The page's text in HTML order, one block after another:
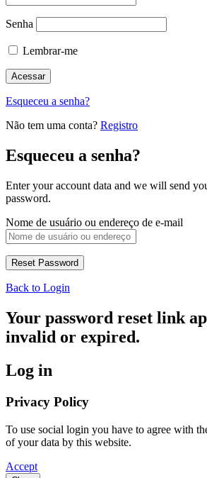
Senha
Lembrar-me
Esqueceu a senha?
Não tem uma conta? Registro
Esqueceu a senha?
Enter your account data and we will send
password.
Nome de usuário ou endereço de e-mail
Back to Login
Your password reset link
invalid or expired.
Log in
Privacy Policy
To use social login you have to agree with
of your data by this website.
Accept